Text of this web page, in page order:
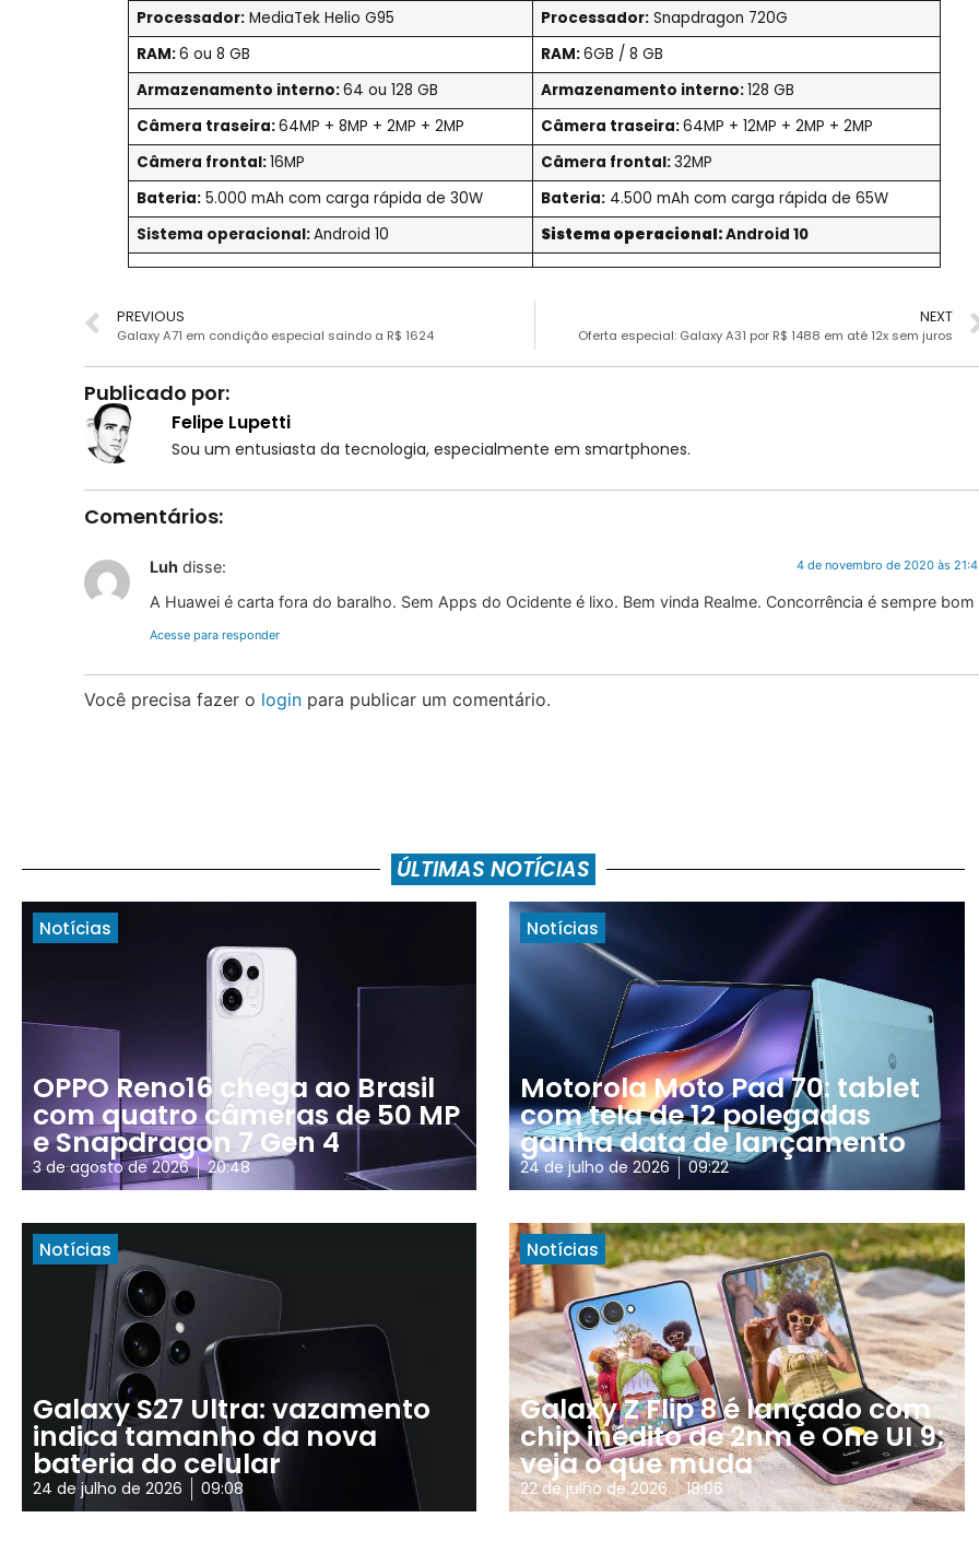
Processador:MediaTek Helio G95 Processador:Snapdragon 720G
RAM:6 ou 8 GB RAM:6GB / 8 GB
Armazenamento interno:64 ou 128 GB Armazenamento interno:128 GB
Câmera traseira:64MP + 8MP + 2MP + 2MP Câmera traseira:64MP + 12MP + 2MP + 2MP
Câmera frontal:16MP Câmera frontal:32MP
Bateria:5.000 mAh com carga rápida de 30W Bateria:4.500 mAh com carga rápida de 65W
Sistema operacional:Android 10 Sistema operacional:Android 10
PREVIOUS
Galaxy A71 em condição especial saindo a R$ 1624
NEXT
Oferta especial: Galaxy A31 por R$ 1488 em até 12x sem juros
Publicado por:
Felipe Lupetti
Sou um entusiasta da tecnologia, especialmente em smartphones.
Comentários:
Luh disse: 4 de novembro de 2020 às
A Huawei é carta fora do baralho. Sem Apps do Ocidente é lixo. Bem vinda Realme. Concorrência é sempre bom
Acesse para responder
Você precisa fazer o loginpara publicar um comentário.
ÚLTIMAS NOTÍCIAS
Notícias
OPPO Reno16 chega ao Brasil
com quatro câmeras de 50 MP
e Snapdragon 7 Gen 4
3 de agosto de 2026 20:48
Notícias
Motorola Moto Pad 70: tablet
com tela de 12 polegadas
ganha data de lançamento
24 de julho de 2026 09:22
Notícias
Galaxy S27 Ultra: vazamento
indica tamanho da nova
bateria do celular
24 de julho de 2026 09:08
Notícias
Galaxy Z Flip 8 é lançado com
chip inédito de 2nm e One UI 9;
veja o que muda
22 de julho de 2026 18:06